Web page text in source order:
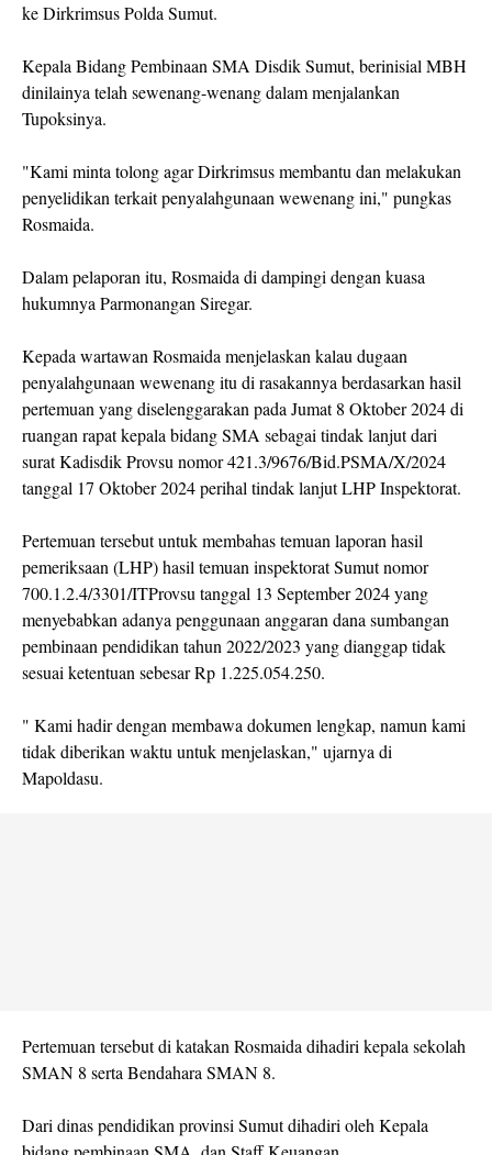
ke Dirkrimsus Polda Sumut.
Kepala Bidang Pembinaan SMA Disdik Sumut, berinisial MBH
dinilainya telah sewenang-wenang dalam menjalankan
Tupoksinya.
"Kami minta tolong agar Dirkrimsus membantu dan melakukan
penyelidikan terkait penyalahgunaan wewenang ini," pungkas
Rosmaida.
Dalam pelaporan itu, Rosmaida di dampingi dengan kuasa
hukumnya Parmonangan Siregar.
Kepada wartawan Rosmaida menjelaskan kalau dugaan
penyalahgunaan wewenang itu di rasakannya berdasarkan hasil
pertemuan yang diselenggarakan pada Jumat 8 Oktober 2024 di
ruangan rapat kepala bidang SMA sebagai tindak lanjut dari
surat Kadisdik Provsu nomor 421.3/9676/Bid.PSMA/X/2024
tanggal 17 Oktober 2024 perihal tindak lanjut LHP Inspektorat.
Pertemuan tersebut untuk membahas temuan laporan hasil
pemeriksaan (LHP) hasil temuan inspektorat Sumut nomor
700.1.2.4/3301/ITProvsu tanggal 13 September 2024 yang
menyebabkan adanya penggunaan anggaran dana sumbangan
pembinaan pendidikan tahun 2022/2023 yang dianggap tidak
sesuai ketentuan sebesar Rp 1.225.054.250.
" Kami hadir dengan membawa dokumen lengkap, namun kami
tidak diberikan waktu untuk menjelaskan," ujarnya di
Mapoldasu.
Pertemuan tersebut di katakan Rosmaida dihadiri kepala sekolah
SMAN 8 serta Bendahara SMAN 8.
Dari dinas pendidikan provinsi Sumut dihadiri oleh Kepala